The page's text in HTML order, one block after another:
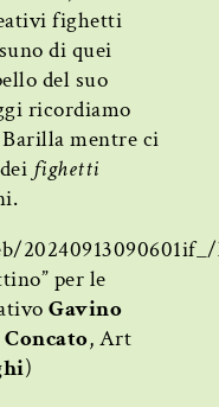
fighetti
di quei
del suo
ricordiamo
Barilla mentre ci
fighetti
per le
Gavino
, Art
)